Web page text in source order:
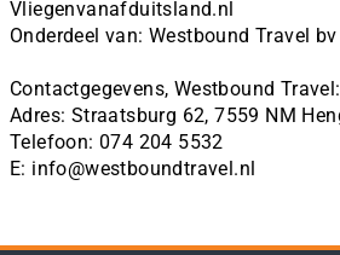
Vliegenvanafduitsland.nl
Onderdeel van: Westbound Travel bv
Contactgegevens, Westbound Travel:
Telefoon: 074 204 5532
E: info@westboundtravel.nl